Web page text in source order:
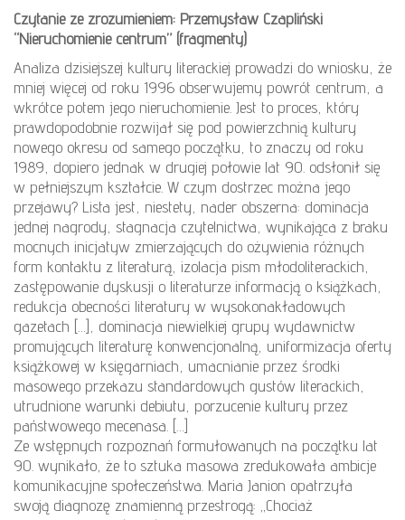
Czytanie ze zrozumieniem: Przemysław Czapliński
“Nieruchomienie centrum” (fragmenty)
Analiza dzisiejszej kultury literackiej prowadzi do wniosku, że
mniej więcej od roku 1996 obserwujemy powrót centrum, a
wkrótce potem jego nieruchomienie. Jest to proces, który
prawdopodobnie rozwijał się pod powierzchnią kultury
nowego okresu od samego początku, to znaczy od roku
1989, dopiero jednak w drugiej połowie lat 90. odsłonił się
w pełniejszym kształcie. W czym dostrzec można jego
przejawy? Lista jest, niestety, nader obszerna: dominacja
jednej nagrody, stagnacja czytelnictwa, wynikająca z braku
mocnych inicjatyw zmierzających do ożywienia różnych
form kontaktu z literaturą, izolacja pism młodoliterackich,
zastępowanie dyskusji o literaturze informacją o książkach,
redukcja obecności literatury w wysokonakładowych
gazetach […], dominacja niewielkiej grupy wydawnictw
promujących literaturę konwencjonalną, uniformizacja oferty
książkowej w księgarniach, umacnianie przez środki
masowego przekazu standardowych gustów literackich,
utrudnione warunki debiutu, porzucenie kultury przez
państwowego mecenasa. […]
Ze wstępnych rozpoznań formułowanych na początku lat
90. wynikało, że to sztuka masowa zredukowała ambicje
komunikacyjne społeczeństwa. Maria Janion opatrzyła
swoją diagnozę znamienną przestrogą: „Chociaż